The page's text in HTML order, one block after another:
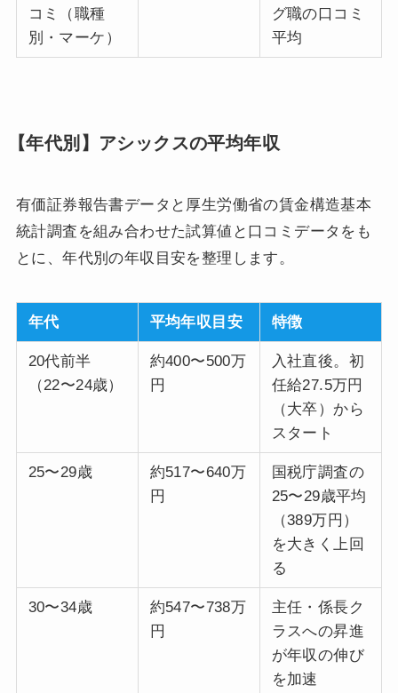
コミ（職種
別・マーケ）
グ職の口コミ
平均
【年代別】アシックスの平均年収
有価証券報告書データと厚生労働省の賃金構造基本
統計調査を組み合わせた試算値と口コミデータをも
とに、年代別の年収目安を整理します。
年代 平均年収目安 特徴
20代前半
（22〜24歳）
約400〜500万
円
入社直後。初
任給27.5万円
（大卒）から
スタート
25〜29歳
約517〜640万
円
国税庁調査の
25〜29歳平均
（389万円）
を大きく上回
る
30〜34歳
約547〜738万
円
主任・係長ク
ラスへの昇進
が年収の伸び
を加速